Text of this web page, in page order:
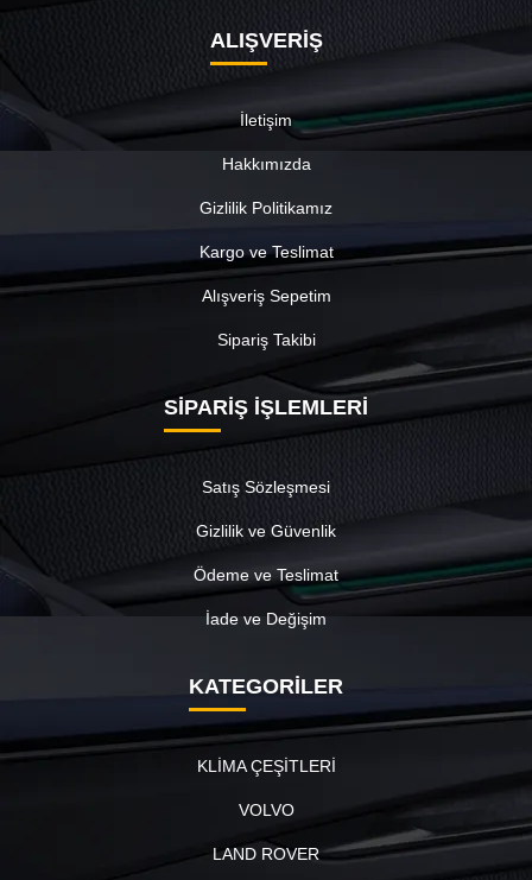
ALIŞVERİŞ
İletişim
Hakkımızda
Gizlilik Politikamız
Kargo ve Teslimat
Alışveriş Sepetim
Sipariş Takibi
SİPARİŞ İŞLEMLERİ
Satış Sözleşmesi
Gizlilik ve Güvenlik
Ödeme ve Teslimat
İade ve Değişim
KATEGORİLER
KLİMA ÇEŞİTLERİ
VOLVO
LAND ROVER